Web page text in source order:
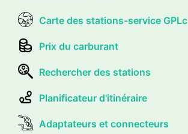
Carte des stations-service GPLc
Prix du carburant
Rechercher des stations
Planificateur d'itinéraire
Adaptateurs et connecteurs